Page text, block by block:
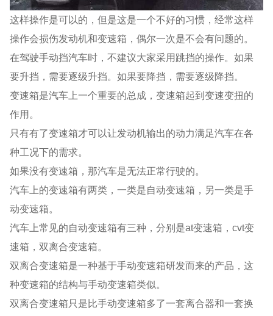
这样操作是可以的，但是这是一个不好的习惯，经常这样
操作会损伤发动机和变速箱，偶尔一次是不会有问题的。
在驾驶手动挡汽车时，不建议大家采用跳挡的操作。如果
要升挡，需要逐级升挡。如果要降挡，需要逐级降挡。
变速箱是汽车上一个重要的总成，变速箱起到变速变扭的
作用。
只有有了变速箱才可以让发动机输出的动力满足汽车在各
种工况下的需求。
如果没有变速箱，那汽车是无法正常行驶的。
汽车上的变速箱有两类，一类是自动变速箱，另一类是手
动变速箱。
汽车上常见的自动变速箱有三种，分别是at变速箱，cvt变
速箱，双离合变速箱。
双离合变速箱是一种基于手动变速箱研发而来的产品，这
种变速箱的结构与手动变速箱类似。
双离合变速箱只是比手动变速箱多了一套离合器和一套换